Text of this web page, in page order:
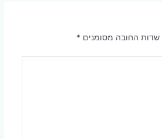
שדות החובה מסומנים *